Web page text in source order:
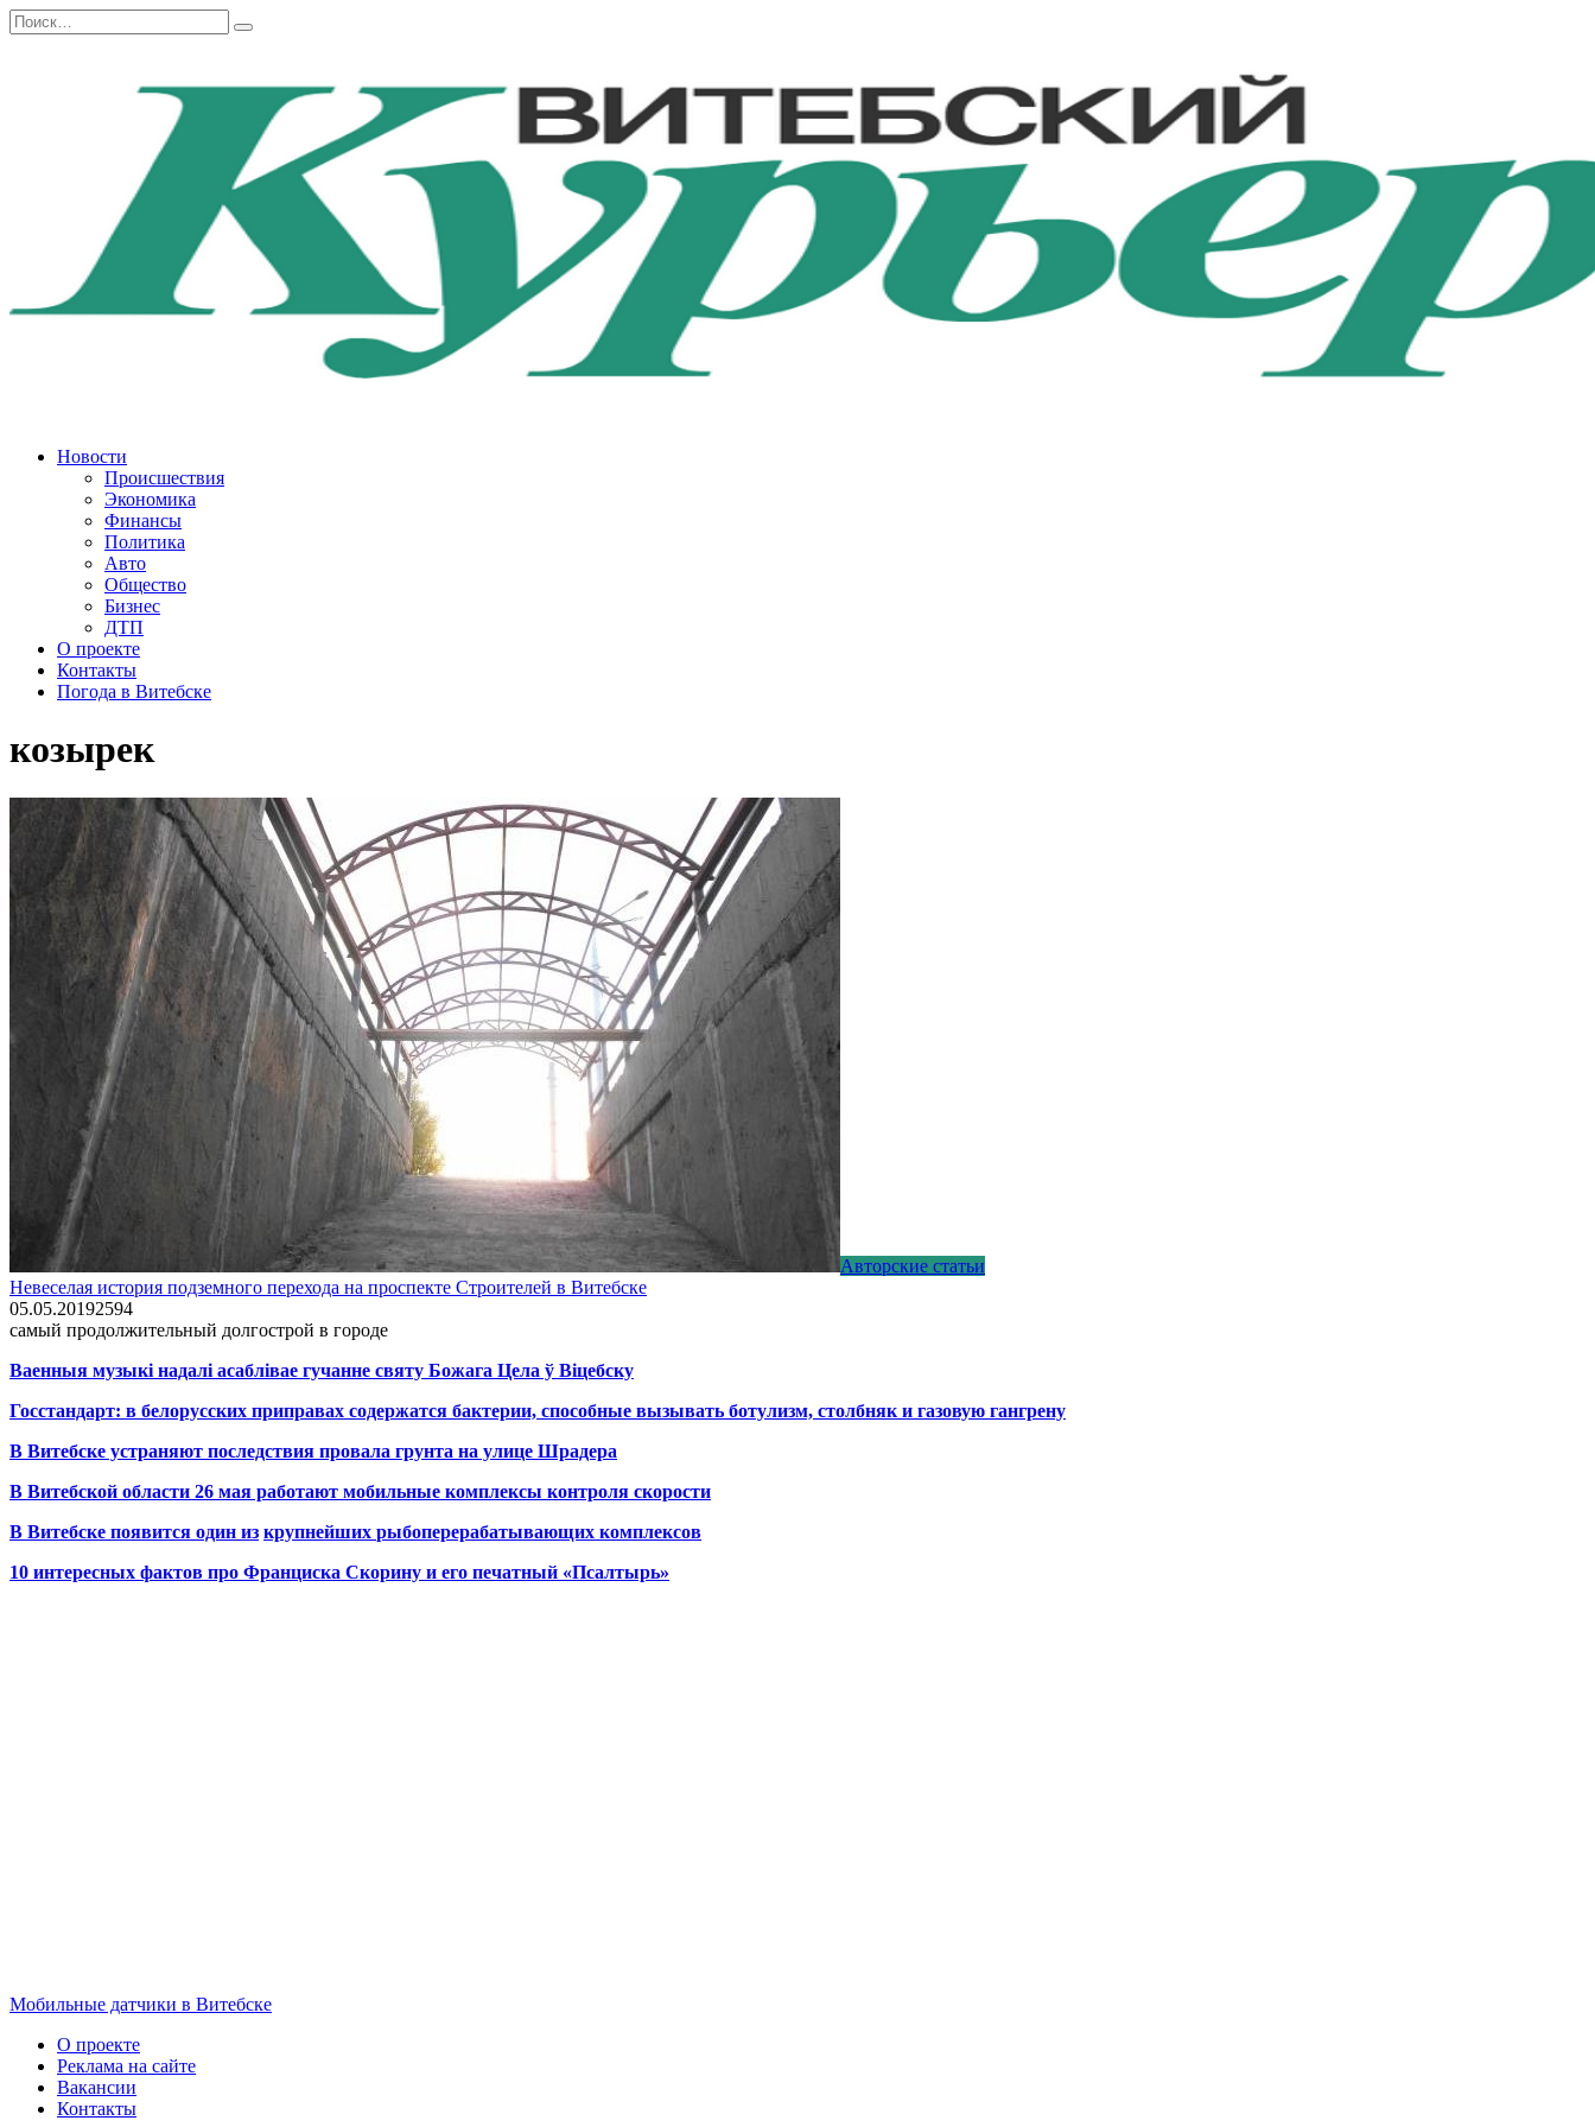
Перейти
к
Search
for:
Новости
Происшествия
Экономика
Финансы
Политика
Авто
Общество
Бизнес
ДТП
О проекте
Контакты
Погода в Витебске
козырек
Авторские статьи
Невеселая история подземного перехода на проспекте Строителей в Витебске
05.05.20192594
самый продолжительный долгострой в городе
Ваенныя музыкі надалі асаблівае гучанне святу Божага Цела ў Віцебску
Госстандарт: в белорусских приправах содержатся бактерии, способные вызывать ботулизм, столбняк и газовую гангрену
В Витебске устраняют последствия провала грунта на улице Шрадера
В Витебской области 26 мая работают мобильные комплексы контроля скорости
В Витебске появится один из крупнейших рыбоперерабатывающих комплексов
10 интересных фактов про Франциска Скорину и его печатный «Псалтырь»
Мобильные датчики в Витебске
О проекте
Реклама на сайте
Вакансии
Контакты